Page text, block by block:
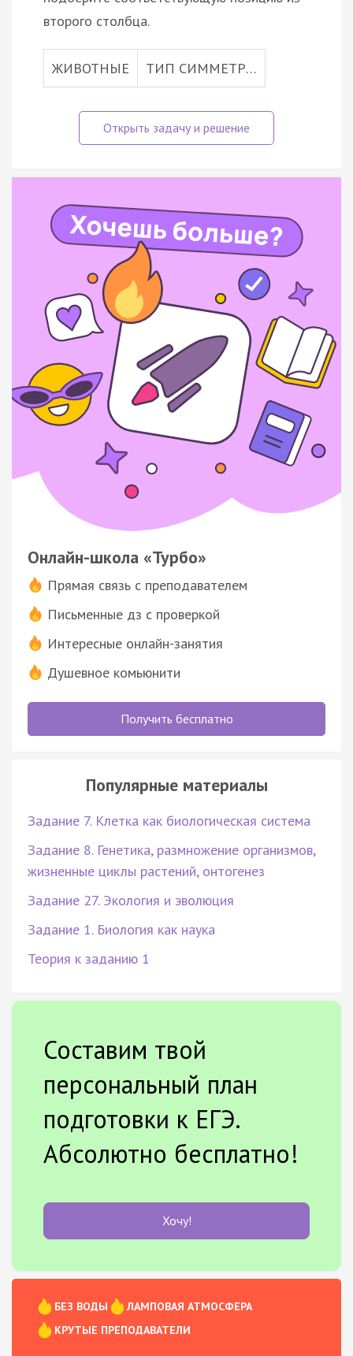
второго столбца.
ЖИВОТНЫЕ ТИП СИММЕТР…
Онлайн-школа «Турбо»
Прямая связь с преподавателем
Письменные дз с проверкой
Интересные онлайн-занятия
Душевное комьюнити
Получить бесплатно
Популярные материалы
Задание 7. Клетка как биологическая система
Задание 8. Генетика, размножение организмов,
жизненные циклы растений, онтогенез
Задание 27. Экология и эволюция
Задание 1. Биология как наука
Теория к заданию 1
Составим твой
персональный план
подготовки к ЕГЭ.
Абсолютно бесплатно!
Хочу!
БЕЗ ВОДЫ
ЛАМПОВАЯ АТМОСФЕРА
КРУТЫЕ ПРЕПОДАВАТЕЛИ